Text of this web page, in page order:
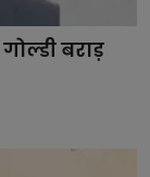
बराड़